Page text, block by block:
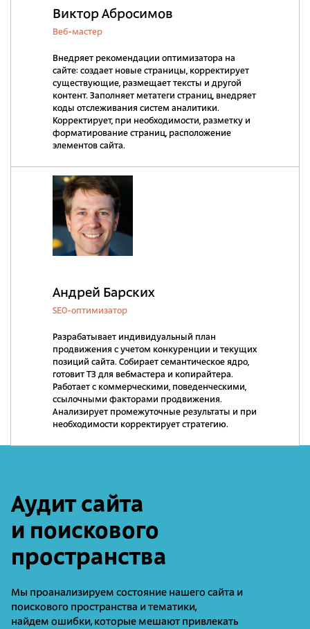
Виктор Абросимов
Веб-мастер
Внедряет рекомендации оптимизатора на
сайте: создает новые страницы, корректирует
существующие, размещает тексты и другой
контент. Заполняет метатеги страниц, внедряет
коды отслеживания систем аналитики.
Корректирует, при необходимости, разметку и
форматирование страниц, расположение
элементов сайта.
Андрей Барских
SEO-оптимизатор
Разрабатывает индивидуальный план
продвижения с учетом конкуренции и текущих
позиций сайта. Собирает семантическое ядро,
готовит ТЗ для вебмастера и копирайтера.
Работает с коммерческими, поведенческими,
ссылочными факторами продвижения.
Анализирует промежуточные результаты и при
необходимости корректирует стратегию.
Аудит сайта
и поискового
пространства
Мы проанализируем состояние нашего сайта и
поискового пространства и тематики,
найдем ошибки, которые мешают привлекать